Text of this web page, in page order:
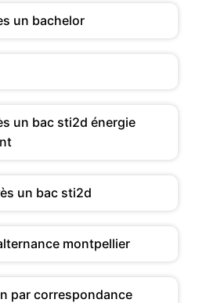
un bachelor
un bac sti2d énergie
un bac sti2d
montpellier
par correspondance